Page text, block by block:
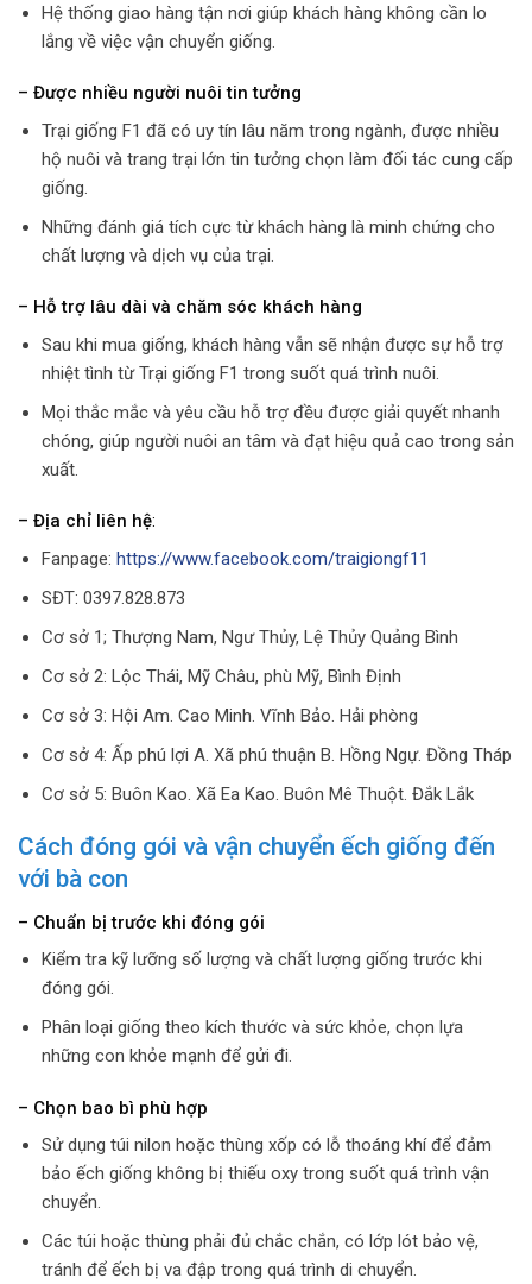
Hệ thống giao hàng tận nơi giúp khách hàng không cần lo
lắng về việc vận chuyển giống.
– Được nhiều người nuôi tin tưởng
Trại giống F1 đã có uy tín lâu năm trong ngành, được nhiều
hộ nuôi và trang trại lớn tin tưởng chọn làm đối tác cung cấp
giống.
Những đánh giá tích cực từ khách hàng là minh chứng cho
chất lượng và dịch vụ của trại.
– Hỗ trợ lâu dài và chăm sóc khách hàng
Sau khi mua giống, khách hàng vẫn sẽ nhận được sự hỗ trợ
nhiệt tình từ Trại giống F1 trong suốt quá trình nuôi.
Mọi thắc mắc và yêu cầu hỗ trợ đều được giải quyết nhanh
chóng, giúp người nuôi an tâm và đạt hiệu quả cao trong sản
xuất.
– Địa chỉ liên hệ:
Fanpage: https://www.facebook.com/traigiongf11
SĐT: 0397.828.873
Cơ sở 1; Thượng Nam, Ngư Thủy, Lệ Thủy Quảng Bình
Cơ sở 2: Lộc Thái, Mỹ Châu, phù Mỹ, Bình Định
Cơ sở 3: Hội Am. Cao Minh. Vĩnh Bảo. Hải phòng
Cơ sở 4: Ấp phú lợi A. Xã phú thuận B. Hồng Ngự. Đồng Tháp
Cơ sở 5: Buôn Kao. Xã Ea Kao. Buôn Mê Thuột. Đắk Lắk
Cách đóng gói và vận chuyển ếch giống đến
với bà con
– Chuẩn bị trước khi đóng gói
Kiểm tra kỹ lưỡng số lượng và chất lượng giống trước khi
đóng gói.
Phân loại giống theo kích thước và sức khỏe, chọn lựa
những con khỏe mạnh để gửi đi.
– Chọn bao bì phù hợp
Sử dụng túi nilon hoặc thùng xốp có lỗ thoáng khí để đảm
bảo ếch giống không bị thiếu oxy trong suốt quá trình vận
chuyển.
Các túi hoặc thùng phải đủ chắc chắn, có lớp lót bảo vệ,
tránh để ếch bị va đập trong quá trình di chuyển.